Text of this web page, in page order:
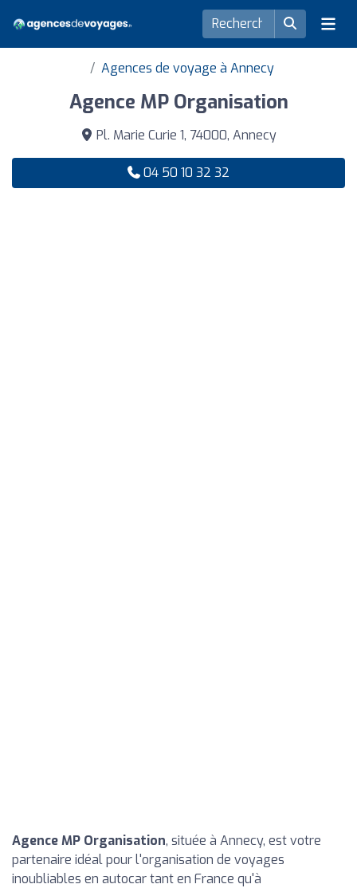
Agences de voyage à Annecy
Agence MP Organisation
Pl. Marie Curie 1, 74000, Annecy
04 50 10 32 32
Agence MP Organisation, située à Annecy, est votre
partenaire idéal pour l'organisation de voyages
inoubliables en autocar tant en France qu'à